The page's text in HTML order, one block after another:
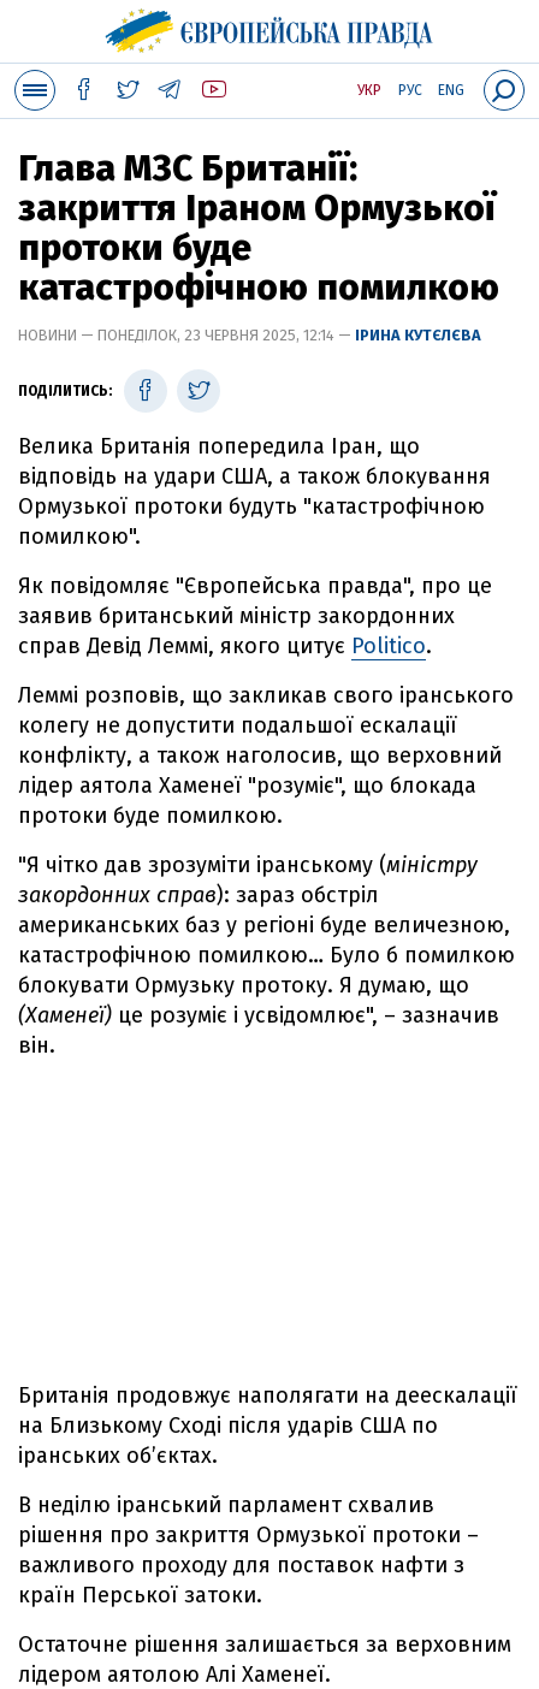
УКР РУС ENG
Глава МЗС Британії:
закриття Іраном Ормузької
протоки буде
катастрофічною помилкою
НОВИНИ — ПОНЕДІЛОК, 23 ЧЕРВНЯ 2025, 12:14 — ІРИНА КУТЄЛЄВА
ПОДІЛИТИСЬ:
Велика Британія попередила Іран, що
відповідь на удари США, а також блокування
Ормузької протоки будуть "катастрофічною
помилкою".
Як повідомляє "Європейська правда", про це
заявив британський міністр закордонних
справ Девід Леммі, якого цитує Politico.
Леммі розповів, що закликав свого іранського
колегу не допустити подальшої ескалації
конфлікту, а також наголосив, що верховний
лідер аятола Хаменеї "розуміє", що блокада
протоки буде помилкою.
"Я чітко дав зрозуміти іранському (міністру
закордонних справ): зараз обстріл
американських баз у регіоні буде величезною,
катастрофічною помилкою… Було б помилкою
блокувати Ормузьку протоку. Я думаю, що
(Хаменеї) це розуміє і усвідомлює", – зазначив
він.
Британія продовжує наполягати на деескалації
на Близькому Сході після ударів США по
іранських об’єктах.
В неділю іранський парламент схвалив
рішення про закриття Ормузької протоки –
важливого проходу для поставок нафти з
країн Перської затоки.
Остаточне рішення залишається за верховним
лідером аятолою Алі Хаменеї.